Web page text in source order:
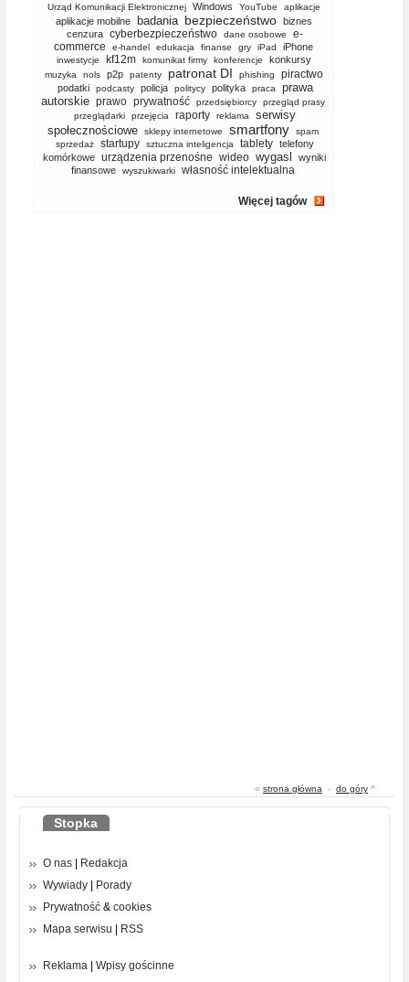
Urząd Komunikacji Elektronicznej Windows YouTube aplikacje
aplikacje mobilne badania bezpieczeństwo biznes
cenzura cyberbezpieczeństwo dane osobowe
e-
commerce
e-handel edukacja finanse gry iPad iPhone
inwestycje kf12m komunikat firmy konferencje konkursy
muzyka nols p2p patenty patronat DI phishing piractwo
podatki podcasty policja politycy polityka praca
prawa
autorskie prawo prywatność przedsiębiorcy
przegląd prasy
przeglądarki
przejęcia raporty reklama
serwisy
społecznościowe
sklepy internetowe smartfony
spam
sprzedaż
startupy sztuczna inteligencja tablety telefony
komórkowe
urządzenia przenośne wideo wygasl
wyniki
finansowe
wyszukiwarki własność intelektualna
Więcej tagów
« strona główna - do góry ^
Stopka
O nas
Redakcja
Wywiady
Porady
Prywatność & cookies
Mapa serwisu
RSS
Reklama
Wpisy gościnne